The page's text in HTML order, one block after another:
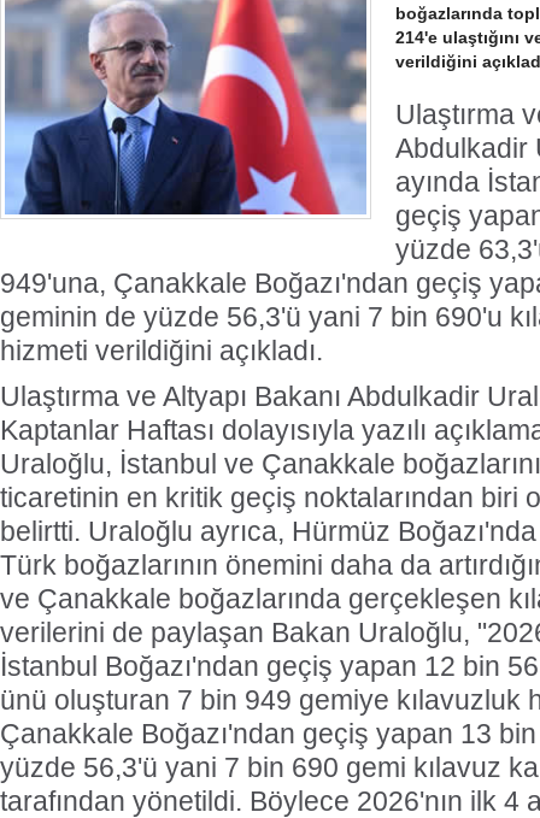
boğazlarında
214'e ulaştığını
verildiğini
Ulaştırma
Abdulkadir
ayında
geçiş
yüzde
949'una, Çanakkale Boğazı'ndan geçiş
geminin de yüzde 56,3'ü yani 7 bin 690'u
hizmeti verildiğini açıkladı.
Ulaştırma ve Altyapı Bakanı Abdulkadir
Kaptanlar Haftası dolayısıyla yazılı
Uraloğlu, İstanbul ve Çanakkale
ticaretinin en kritik geçiş noktalarından biri
belirtti. Uraloğlu ayrıca, Hürmüz
Türk boğazlarının önemini daha da
ve Çanakkale boğazlarında gerçekleşen
verilerini de paylaşan Bakan Uraloğlu, "2026
İstanbul Boğazı'ndan geçiş yapan 12 bin
ünü oluşturan 7 bin 949 gemiye kılavuzluk
Çanakkale Boğazı'ndan geçiş yapan 13
yüzde 56,3'ü yani 7 bin 690 gemi kılavuz
tarafından yönetildi. Böylece 2026'nın ilk 4